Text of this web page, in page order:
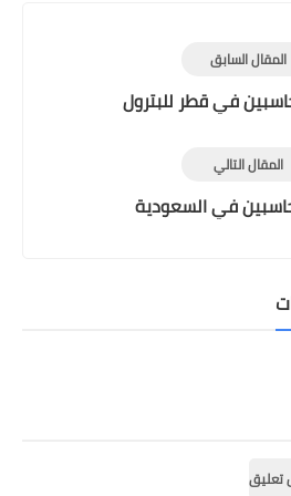
المقال السابق
في قطر للبترول
المقال التالي
في السعودية
تعليق